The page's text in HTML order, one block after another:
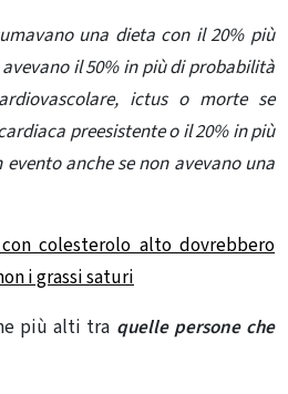
una dieta con il 20% più
il 50% in più di probabilità
ictus o morte se
preesistente o il 20% in più
anche se non avevano una
colesterolo alto dovrebbero
i grassi saturi
più alti tra quelle persone che